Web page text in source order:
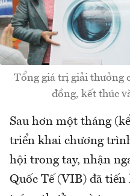
Tổng giá trị giải thưởng
đồng, kết thúc
Sau hơn một tháng
triển khai chương
hội trong tay, nhận
Quốc Tế (VIB) đã